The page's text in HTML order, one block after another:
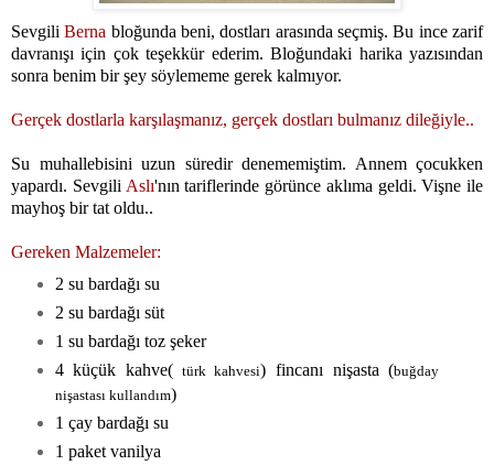
SevgiliBerna bloğunda beni, dostları arasında seçmiş. Bu ince zarif
davranışı için çok teşekkür ederim. Bloğundaki harika yazısından
sonra benim bir şey söylememe gerek kalmıyor.
Gerçek dostlarla karşılaşmanız, gerçek dostları bulmanız dileğiyle..
Su muhallebisini uzun süredir denememiştim. Annem çocukken
yapardı. Sevgili Aslı'nın tariflerinde görünce aklıma geldi. Vişne ile
mayhoş bir tat oldu..
Gereken Malzemeler:
2 su bardağı su
2 su bardağı süt
1 su bardağı toz şeker
4 küçük kahve( türk kahvesi) fincanı nişasta (buğday
nişastası kullandım)
1 çay bardağı su
1 paket vanilya